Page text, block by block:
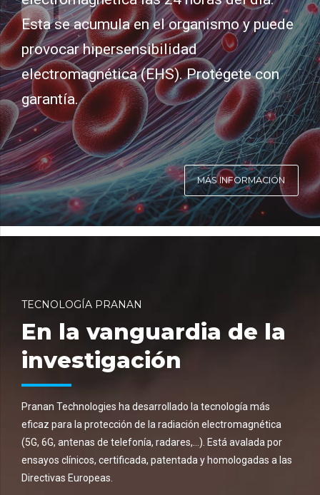
Esta se acumula en el organismo y puede
provocar hipersensibilidad
electromagnética (EHS). Protégete con
garantía.
MÁS INFORMACIÓN
TECNOLOGÍA PRANAN
En la vanguardia de la
investigación
Pranan Technologies ha desarrollado la tecnología más
eficaz para la protección de la radiación electromagnética
(5G, 6G, antenas de telefonía, radares,…). Está avalada por
ensayos clínicos, certificada, patentada y homologadas a las
Directivas Europeas.